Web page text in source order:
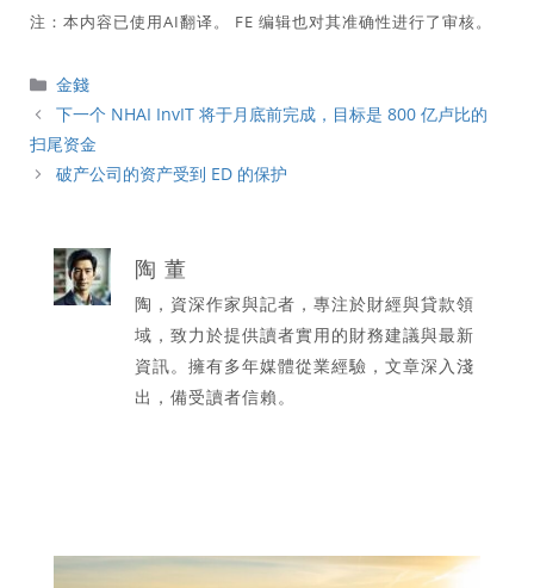
注：本内容已使用AI翻译。 FE 编辑也对其准确性进行了审核。
分
類
金錢
下一个 NHAI InvIT 将于月底前完成，目标是 800 亿卢比的
扫尾资金
破产公司的资产受到 ED 的保护
陶 董
陶，資深作家與記者，專注於財經與貸款領
域，致力於提供讀者實用的財務建議與最新
資訊。擁有多年媒體從業經驗，文章深入淺
出，備受讀者信賴。